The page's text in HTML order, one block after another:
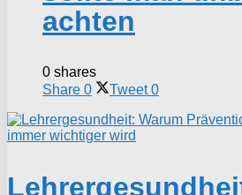
achten
0 shares
Share 0 Tweet 0